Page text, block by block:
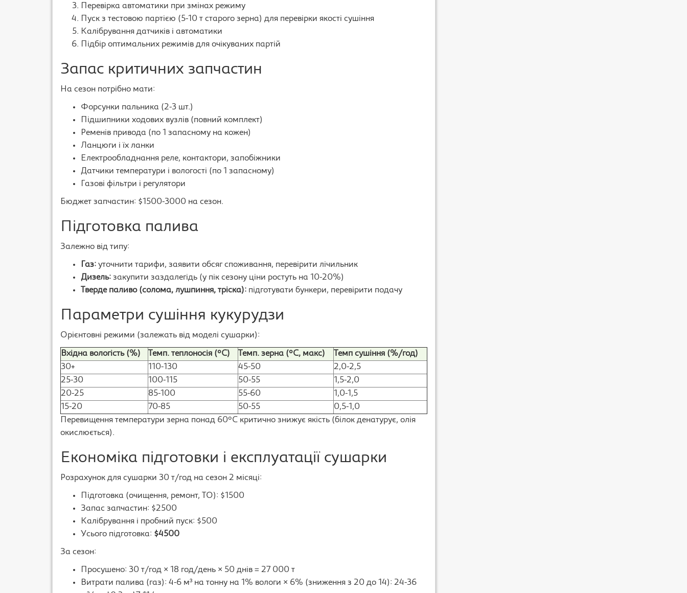
Перевірка автоматики при змінах режиму
Пуск з тестовою партією (5-10 т старого зерна) для перевірки якості сушіння
Калібрування датчиків і автоматики
Підбір оптимальних режимів для очікуваних партій
Запас критичних запчастин
На сезон потрібно мати:
Форсунки пальника (2-3 шт.)
Підшипники ходових вузлів (повний комплект)
Ременів привода (по 1 запасному на кожен)
Ланцюги і їх ланки
Електрообладнання реле, контактори, запобіжники
Датчики температури і вологості (по 1 запасному)
Газові фільтри і регулятори
Бюджет запчастин: $1500-3000 на сезон.
Підготовка палива
Залежно від типу:
Газ: уточнити тарифи, заявити обсяг споживання, перевірити лічильник
Дизель: закупити заздалегідь (у пік сезону ціни ростуть на 10-20%)
Тверде паливо (солома, лушпиння, тріска): підготувати бункери, перевірити подачу
Параметри сушіння кукурудзи
Орієнтовні режими (залежать від моделі сушарки):
Вхідна вологість (%) Темп. теплоносія (°C) Темп. зерна (°C, макс)
Темп сушіння (%/год)
30+
110-130 45-50
2,0-2,5
25-30
100-115 50-55
1,5-2,0
20-25
85-100 55-60
1,0-1,5
15-20
70-85 50-55
0,5-1,0
Перевищення температури зерна понад 60°C критично знижує якість (білок денатурує, олія
окислюється).
Економіка підготовки і експлуатації сушарки
Розрахунок для сушарки 30 т/год на сезон 2 місяці:
Підготовка (очищення, ремонт, ТО): $1500
Запас запчастин: $2500
Калібрування і пробний пуск: $500
Усього підготовка: $4500
За сезон:
Просушено: 30 т/год × 18 год/день × 50 днів = 27 000 т
Витрати палива (газ): 4-6 м³ на тонну на 1% вологи × 6% (зниження з 20 до 14): 24-36